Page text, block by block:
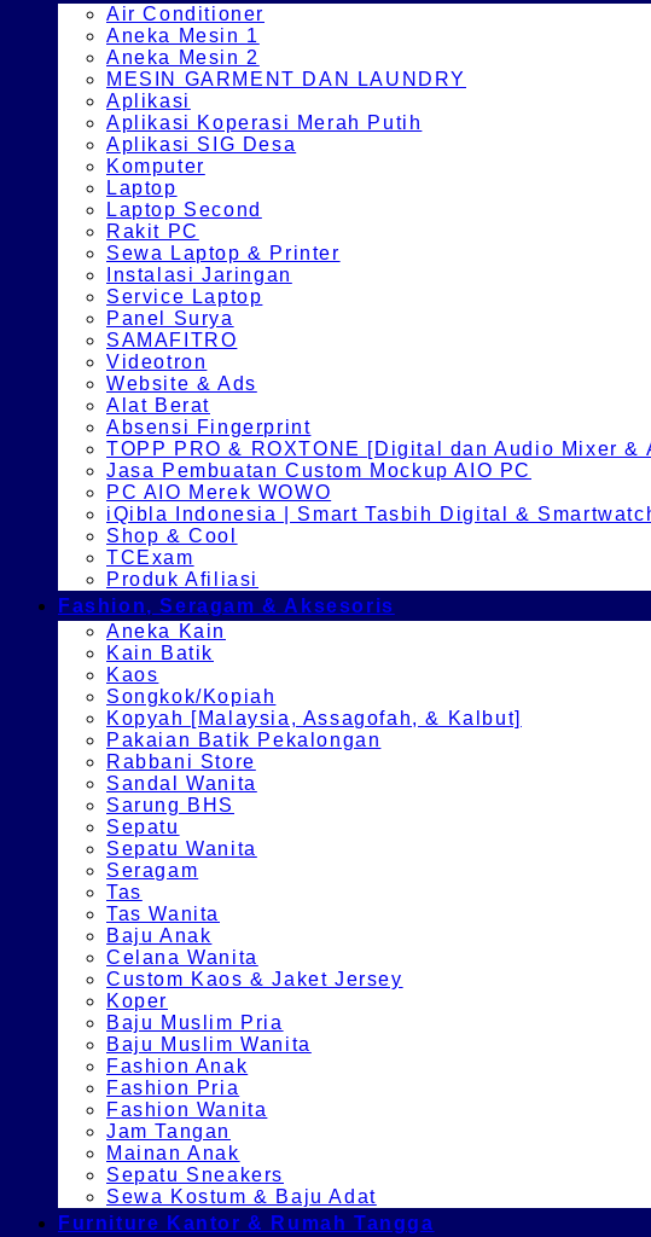
Air Conditioner
Aneka Mesin 1
Aneka Mesin 2
MESIN GARMENT DAN LAUNDRY
Aplikasi
Aplikasi Koperasi Merah Putih
Aplikasi SIG Desa
Komputer
Laptop
Laptop Second
Rakit PC
Sewa Laptop & Printer
Instalasi Jaringan
Service Laptop
Panel Surya
SAMAFITRO
Videotron
Website & Ads
Alat Berat
Absensi Fingerprint
TOPP PRO & ROXTONE [Digital dan Audio Mixer &
Jasa Pembuatan Custom Mockup AIO PC
PC AIO Merek WOWO
iQibla Indonesia | Smart Tasbih Digital &
Shop & Cool
TCExam
Produk Afiliasi
Fashion, Seragam & Aksesoris
Aneka Kain
Kain Batik
Kaos
Songkok/Kopiah
Kopyah [Malaysia, Assagofah, & Kalbut]
Pakaian Batik Pekalongan
Rabbani Store
Sandal Wanita
Sarung BHS
Sepatu
Sepatu Wanita
Seragam
Tas
Tas Wanita
Baju Anak
Celana Wanita
Custom Kaos & Jaket Jersey
Koper
Baju Muslim Pria
Baju Muslim Wanita
Fashion Anak
Fashion Pria
Fashion Wanita
Jam Tangan
Mainan Anak
Sepatu Sneakers
Sewa Kostum & Baju Adat
Furniture Kantor & Rumah Tangga